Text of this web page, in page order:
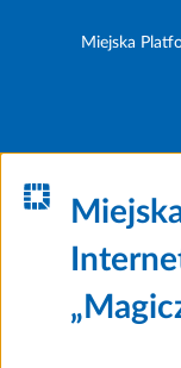
Miejska